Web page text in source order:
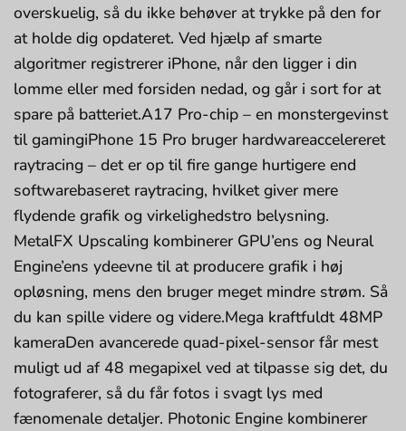
overskuelig, så du ikke behøver at trykke på den for
at holde dig opdateret. Ved hjælp af smarte
algoritmer registrerer iPhone, når den ligger i din
lomme eller med forsiden nedad, og går i sort for at
spare på batteriet.A17 Pro-chip – en monstergevinst
til gamingiPhone 15 Pro bruger hardwareaccelereret
raytracing – det er op til fire gange hurtigere end
softwarebaseret raytracing, hvilket giver mere
flydende grafik og virkelighedstro belysning.
MetalFX Upscaling kombinerer GPU’ens og Neural
Engine’ens ydeevne til at producere grafik i høj
opløsning, mens den bruger meget mindre strøm. Så
du kan spille videre og videre.Mega kraftfuldt 48MP
kameraDen avancerede quad-pixel-sensor får mest
muligt ud af 48 megapixel ved at tilpasse sig det, du
fotograferer, så du får fotos i svagt lys med
fænomenale detaljer. Photonic Engine kombinerer